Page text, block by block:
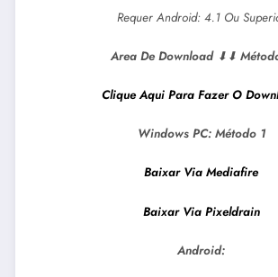
Requer Android: 4.1 Ou
Area De Download⬇⬇
Clique Aqui Para Fazer O
Windows PC: Método 1
Baixar Via Mediafire
Baixar Via Pixeldrain
Android: